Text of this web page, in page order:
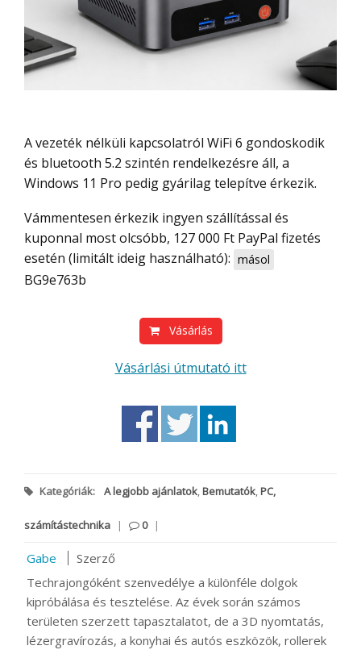
A vezeték nélküli kapcsolatról WiFi 6 gondoskodik
és bluetooth 5.2 szintén rendelkezésre áll, a
Windows 11 Pro pedig gyárilag telepítve érkezik.
Vámmentesen érkezik ingyen szállítással és
kuponnal most olcsóbb, 127 000 Ft PayPal fizetés
esetén (limitált ideig használható): másol
BG9e763b
Vásárlás
Vásárlási útmutató itt
Kategóriák: A legjobb ajánlatok Bemutatók PC,
számítástechnika | 0 |
Gabe
Szerző
Techrajongóként szenvedélye a különféle dolgok
kipróbálása és tesztelése. Az évek során számos
területen szerzett tapasztalatot, de a 3D nyomtatás,
lézergravírozás, a konyhai és autós eszközök, rollerek